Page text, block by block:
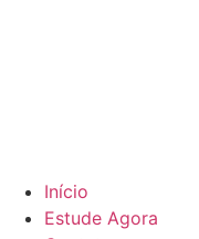
Início
Estude Agora